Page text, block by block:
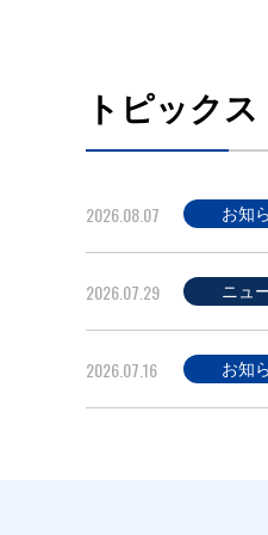
トピックス
2026.08.07 お知
2026.07.29 ニュ
2026.07.16 お知